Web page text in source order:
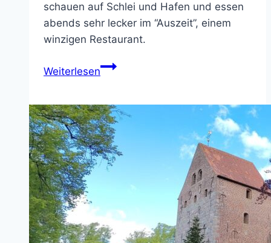
schauen auf Schlei und Hafen und essen
abends sehr lecker im “Auszeit”, einem
winzigen Restaurant.
WeiterlesenArnis